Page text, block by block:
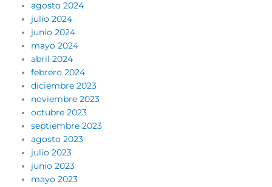
agosto 2024
julio 2024
junio 2024
mayo 2024
abril 2024
febrero 2024
diciembre 2023
noviembre 2023
octubre 2023
septiembre 2023
agosto 2023
julio 2023
junio 2023
mayo 2023